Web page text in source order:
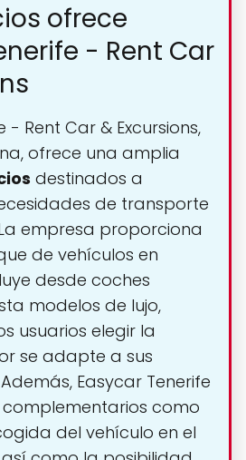
ofrece
- Rent Car
- Rent Car & Excursions,
ofrece una amplia
destinados a
de transporte
empresa proporciona
de vehículos en
desde coches
modelos de lujo,
usuarios elegir la
se adapte a sus
Easycar Tenerife
como
del vehículo en el